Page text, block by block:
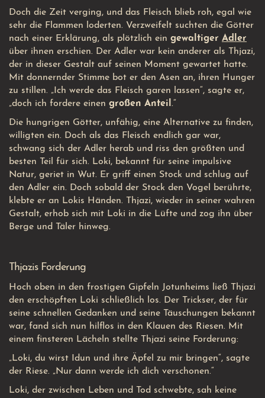
Doch die Zeit verging, und das Fleisch blieb roh, egal wie
sehr die Flammen loderten. Verzweifelt suchten die Götter
nach einer Erklärung, als plötzlich ein gewaltiger Adler
über ihnen erschien. Der Adler war kein anderer als Thjazi,
der in dieser Gestalt auf seinen Moment gewartet hatte.
Mit donnernder Stimme bot er den Asen an, ihren Hunger
zu stillen. „Ich werde das Fleisch garen lassen“, sagte er,
„doch ich fordere einen großen Anteil .“
Die hungrigen Götter, unfähig, eine Alternative zu finden,
willigten ein. Doch als das Fleisch endlich gar war,
schwang sich der Adler herab und riss den größten und
besten Teil für sich. Loki, bekannt für seine impulsive
Natur, geriet in Wut. Er griff einen Stock und schlug auf
den Adler ein. Doch sobald der Stock den Vogel berührte,
klebte er an Lokis Händen. Thjazi, wieder in seiner wahren
Gestalt, erhob sich mit Loki in die Lüfte und zog ihn über
Berge und Täler hinweg.
Thjazis Forderung
Hoch oben in den frostigen Gipfeln Jotunheims ließ Thjazi
den erschöpften Loki schließlich los. Der Trickser, der für
seine schnellen Gedanken und seine Täuschungen bekannt
war, fand sich nun hilflos in den Klauen des Riesen. Mit
einem finsteren Lächeln stellte Thjazi seine Forderung:
„Loki, du wirst Idun und ihre Äpfel zu mir bringen“, sagte
der Riese. „Nur dann werde ich dich verschonen.“
Loki, der zwischen Leben und Tod schwebte, sah keine